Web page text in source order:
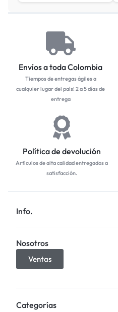
Envíos a toda Colombia
Tiempos de entregas ágiles a
cualquier lugar del país! 2 a 5 días de
entrega
Política de devolución
Artículos de alta calidad entregados a
satisfacción.
Info.
Nosotros
Ventas
Categorías